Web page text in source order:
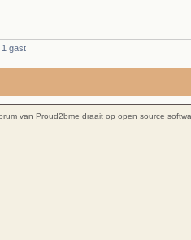
gast
van Proud2bme draait op open source